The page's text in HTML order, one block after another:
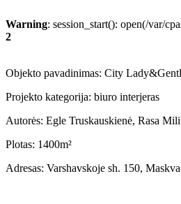
Warning: session_start(): open(/var/
2
Objekto pavadinimas: City
Projekto kategorija: biuro interjeras
Autorės: Egle Truskauskienė, Rasa
Plotas: 1400m²
Adresas: Varshavskoje sh. 150, Maskva